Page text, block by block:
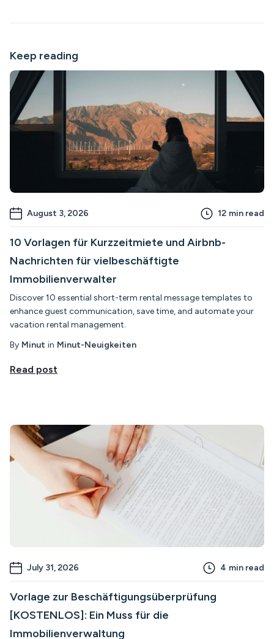
Keep reading
August 3, 2026 12 min read
10 Vorlagen für Kurzzeitmiete und Airbnb-
Nachrichten für vielbeschäftigte
Immobilienverwalter
Discover 10 essential short-term rental message templates to
enhance guest communication, save time, and automate your
vacation rental management.
By Minut in Minut-Neuigkeiten
Read post
July 31, 2026 4 min read
Vorlage zur Beschäftigungsüberprüfung
[KOSTENLOS]: Ein Muss für die
Immobilienverwaltung